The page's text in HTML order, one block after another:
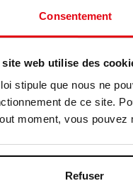
Consentement
site web utilise des
stipule que nous ne
de ce site.
moment, vous pouvez
Refuser
Politique relative aux